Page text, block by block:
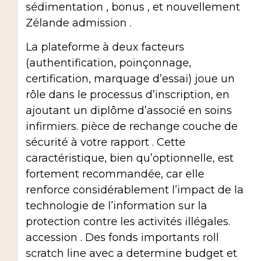
sédimentation , bonus , et nouvellement
Zélande admission .
La plateforme à deux facteurs
(authentification, poinçonnage,
certification, marquage d’essai) joue un
rôle dans le processus d’inscription, en
ajoutant un diplôme d’associé en soins
infirmiers. pièce de rechange couche de
sécurité à votre rapport . Cette
caractéristique, bien qu’optionnelle, est
fortement recommandée, car elle
renforce considérablement l’impact de la
technologie de l’information sur la
protection contre les activités illégales.
accession . Des fonds importants roll
scratch line avec a determine budget et